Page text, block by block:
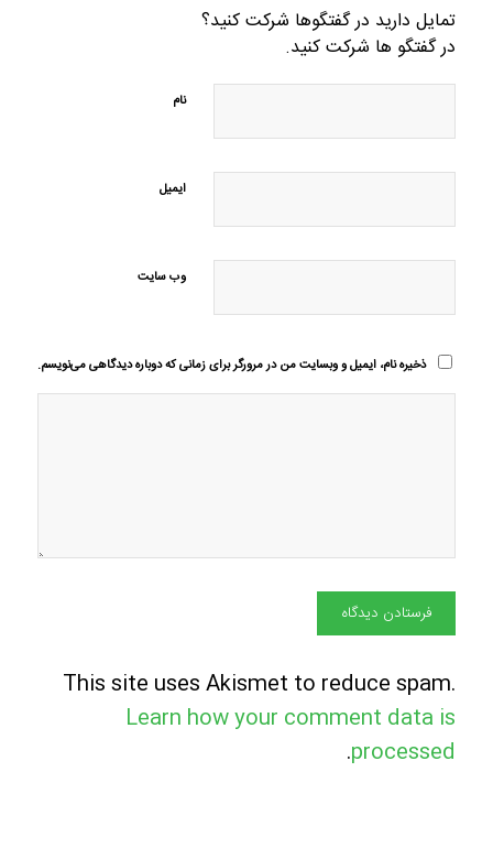
تمایل دارید در گفتگوها شرکت کنید؟
در گفتگو ها شرکت کنید.
نام
ایمیل
وب‌ سایت
ذخیره نام، ایمیل و وبسایت من در مرورگر برای زمانی که دوباره دیدگاهی می‌نویسم.
This site uses Akismet to reduce spam.
Learn how your comment data is
processed
.